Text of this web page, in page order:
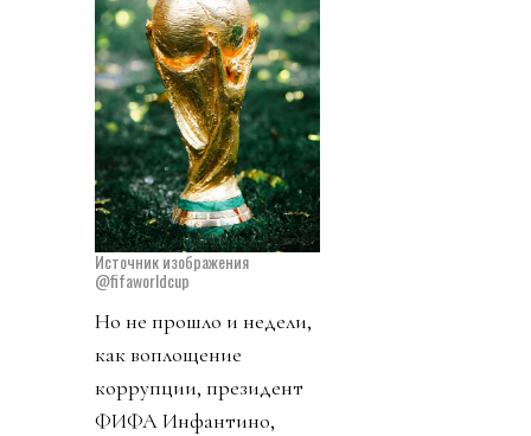
Источник изображения
@fifaworldcup
Но не прошло и недели,
как воплощение
коррупции, президент
ФИФА Инфантино,